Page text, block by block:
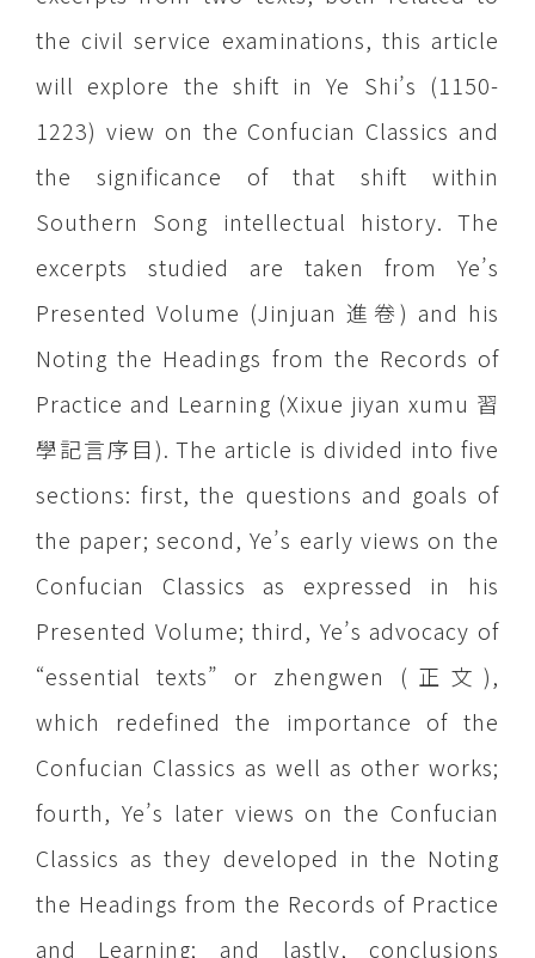
the civil service examinations, this article
will explore the shift in Ye Shi’s (1150-
1223) view on the Confucian Classics and
the significance of that shift within
Southern Song intellectual history. The
excerpts studied are taken from Ye’s
Presented Volume (Jinjuan 進卷) and his
Noting the Headings from the Records of
Practice and Learning (Xixue jiyan xumu 習
學記言序目). The article is divided into five
sections: first, the questions and goals of
the paper; second, Ye’s early views on the
Confucian Classics as expressed in his
Presented Volume; third, Ye’s advocacy of
“essential texts” or zhengwen (正文),
which redefined the importance of the
Confucian Classics as well as other works;
fourth, Ye’s later views on the Confucian
Classics as they developed in the Noting
the Headings from the Records of Practice
and Learning; and lastly, conclusions